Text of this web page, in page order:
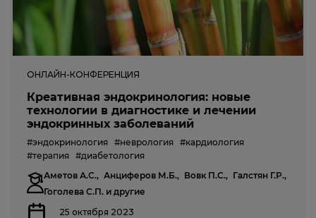
ОНЛАЙН-КОНФЕРЕНЦИЯ
Креативная эндокринология: новые
технологии в диагностике и лечении
эндокринных заболеваний
#эндокринология #неврология #кардиология
#терапия #диабетология
Аметов А.С., Анциферов М.Б., Вовк П.С., Галстян Г.Р.,
Гоголева С.П. и другие
25 октября 2023